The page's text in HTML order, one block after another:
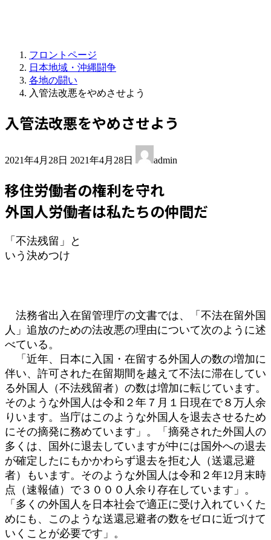
フロントページ
日本地域・沖縄闘争
各地の闘い
入管法改悪をやめさせよう
入管法改悪をやめさせよう
2021年4月28日 終
新
時
2021年4月28日 admin
移住労働者の権利を守れ
外国人労働者は私たちの仲間だ
「不法残留」と
いう決めつけ
法務省出入在留管理庁の文書では、「不法在留外国
人」追放のための法改悪の理由について次のように述
べている。
「近年、日本に入国・在留する外国人の数の増加に
伴い、許可された在留期間を越えて不法に滞在してい
る外国人（不法残留者）の数は増加に転じています。
そのような外国人は令和２年７月１日現在で８万人余
りいます。当庁はこのような外国人を退去させるため
にその摘発に務めています」。「摘発された外国人の
多くは、国外に退去していますが中には国外への退去
が確定したにもかかわらず退去を拒む人（送還忌避
者）もいます。そのような外国人は令和２年12月末時
点（速報値）で３０００人余り存在しています」。
「多くの外国人を日本社会で適正に受け入れていくた
めにも、このような送還忌避者の数をゼロに近づけて
いくことが必要です」。